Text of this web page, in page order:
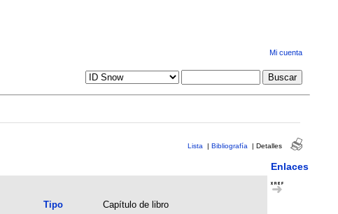
Mi cuenta
Lista | Bibliografía | Detalles
Enlaces
Tipo
Capítulo de libro